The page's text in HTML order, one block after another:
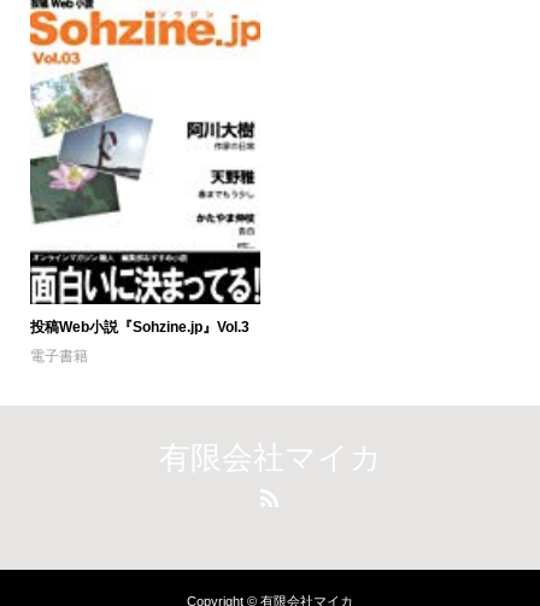
投稿Web小説『Sohzine.jp』Vol.3
電子書籍
有限会社マイカ
Copyright © 有限会社マイカ